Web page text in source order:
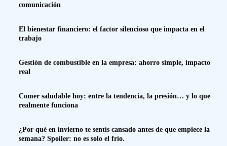
comunicación
El bienestar financiero: el factor silencioso que impacta en el
trabajo
Gestión de combustible en la empresa: ahorro simple, impacto
real
Comer saludable hoy: entre la tendencia, la presión… y lo que
realmente funciona
¿Por qué en invierno te sentís cansado antes de que empiece la
semana? Spoiler: no es solo el frío.